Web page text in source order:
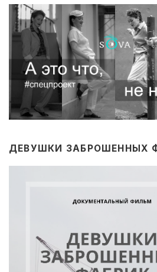
ДЕВУШКИ ЗАБРОШЕННЫХ